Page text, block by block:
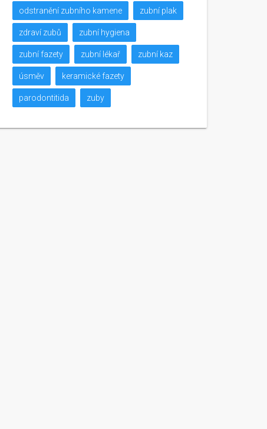
odstranění zubního kamene zubní plak
zdraví zubů zubní hygiena
zubní fazety zubní lékař zubní kaz
úsměv keramické fazety
parodontitida zuby